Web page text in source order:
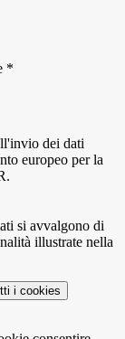
*
dei dati
europeo per la
si avvalgono di
illustrate nella
i cookies